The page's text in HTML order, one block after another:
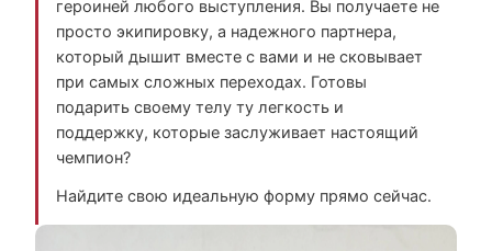
героиней любого выступления. Вы получаете не
просто экипировку, а надежного партнера,
который дышит вместе с вами и не сковывает
при самых сложных переходах. Готовы
подарить своему телу ту легкость и
поддержку, которые заслуживает настоящий
чемпион?
Найдите свою идеальную форму прямо сейчас.